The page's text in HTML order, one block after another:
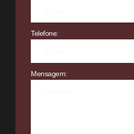
Telefone:
Mensagem: